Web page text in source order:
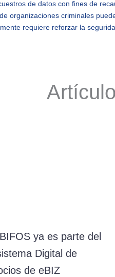
de datos con fines de
organizaciones criminales
requiere reforzar la
ya es parte del
Digital de
de eBIZ